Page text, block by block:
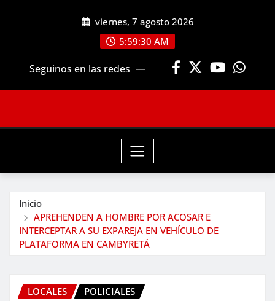
viernes, 7 agosto 2026
5:59:32 AM
Seguinos en las redes
Inicio
APREHENDEN A HOMBRE POR ACOSAR E
INTERCEPTAR A SU EXPAREJA EN VEHÍCULO DE
PLATAFORMA EN CAMBYRETÁ
LOCALES POLICIALES